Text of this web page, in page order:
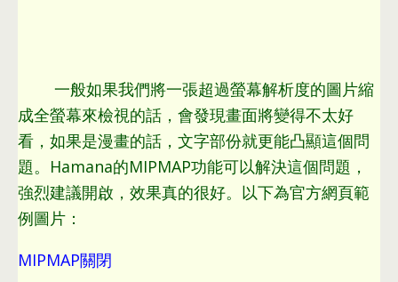
一般如果我們將一張超過螢幕解析度的圖片縮
成全螢幕來檢視的話 ， 會發現畫面將變得不太好
看 ， 如果是漫畫的話 ， 文字部份就更能凸顯這個問
題。 Hamana的MIPMAP功能可以解決這個問題 ，
強烈建議開啟 ， 效果真的很好。 以下為官方網頁範
例圖片 ：
MIPMAP關閉